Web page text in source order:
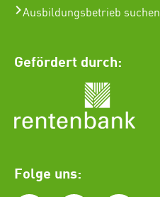
Ausbildungsbetrieb suchen
Gefördert durch:
Folge uns: